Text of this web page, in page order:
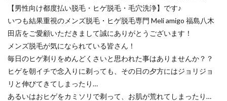
【男性向け都度払い脱毛・ヒゲ脱毛・毛穴洗浄】です♪
いつも結果重視のメンズ脱毛・ヒゲ脱毛専門 Meli amigo 福島八木
田店をご愛顧いただきまして誠にありがとうございます！
メンズ脱毛が気になられている皆さん！
毎日のヒゲ剃りをめんどくさいと思われた事はありませんか？？
ヒゲを朝イチで念入りに剃っても、その日の夕方にはジョリジョ
リと伸びてきてしまったり…
あるいはおヒゲをカミソリで剃って、お肌が荒れてしまったり…